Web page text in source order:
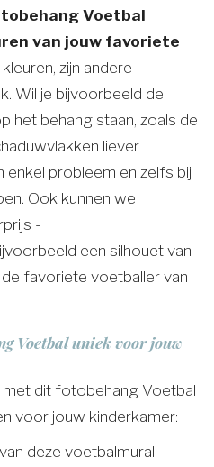
Voetbal
van jouw favoriete
zijn andere
Wil je bijvoorbeeld de
het behang staan, zoals de
liever
enkel probleem en zelfs bij
Ook kunnen we
-
een silhouet van
favoriete voetballer van
Voetbal uniek voor jouw
met dit fotobehang Voetbal
voor jouw kinderkamer:
deze voetbalmural